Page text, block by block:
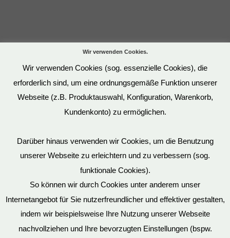
Datenschutz
Wir verwenden Cookies.
Wir verwenden Cookies (sog. essenzielle Cookies), die
erforderlich sind, um eine ordnungsgemäße Funktion unserer
Webseite (z.B. Produktauswahl, Konfiguration, Warenkorb,
Kundenkonto) zu ermöglichen.
Darüber hinaus verwenden wir Cookies, um die Benutzung
unserer Webseite zu erleichtern und zu verbessern (sog.
funktionale Cookies).
So können wir durch Cookies unter anderem unser
Internetangebot für Sie nutzerfreundlicher und effektiver gestalten,
indem wir beispielsweise Ihre Nutzung unserer Webseite
nachvollziehen und Ihre bevorzugten Einstellungen (bspw.